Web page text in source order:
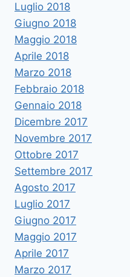
Luglio 2018
Giugno 2018
Maggio 2018
Aprile 2018
Marzo 2018
Febbraio 2018
Gennaio 2018
Dicembre 2017
Novembre 2017
Ottobre 2017
Settembre 2017
Agosto 2017
Luglio 2017
Giugno 2017
Maggio 2017
Aprile 2017
Marzo 2017